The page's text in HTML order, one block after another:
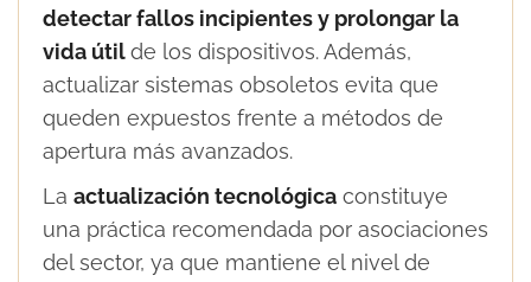
detectar fallos incipientes y prolongar la
vida útilde los dispositivos. Además,
actualizar sistemas obsoletos evita que
queden expuestos frente a métodos de
apertura más avanzados.
La actualización tecnológica constituye
una práctica recomendada por asociaciones
del sector, ya que mantiene el nivel de